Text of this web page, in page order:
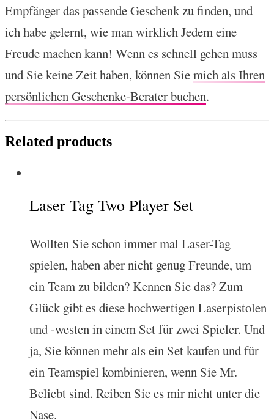
Empfänger das passende Geschenk zu finden, und
ich habe gelernt, wie man wirklich Jedem eine
Freude machen kann! Wenn es schnell gehen muss
und Sie keine Zeit haben, können Siemich als Ihren
persönlichen Geschenke-Berater buchen.
Related products
Laser Tag Two Player Set
Wollten Sie schon immer mal Laser-Tag
spielen, haben aber nicht genug Freunde, um
ein Team zu bilden? Kennen Sie das? Zum
Glück gibt es diese hochwertigen Laserpistolen
und -westen in einem Set für zwei Spieler. Und
ja, Sie können mehr als ein Set kaufen und für
ein Teamspiel kombinieren, wenn Sie Mr.
Beliebt sind. Reiben Sie es mir nicht unter die
Nase.